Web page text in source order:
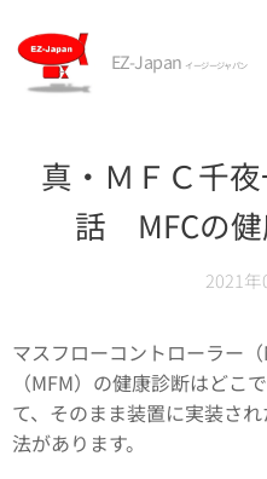
EZ-Japan イージージャパン
真・ＭＦＣ千
話 MFCの
2021年
マスフローコントローラー
（MFM）の健康診断はどこ
て、そのまま装置に実装さ
法があります。